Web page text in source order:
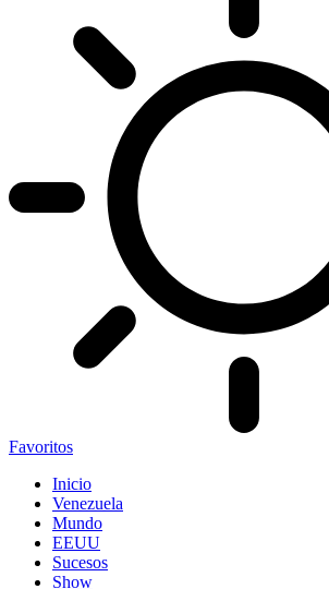
Favoritos
Inicio
Venezuela
Mundo
EEUU
Sucesos
Show